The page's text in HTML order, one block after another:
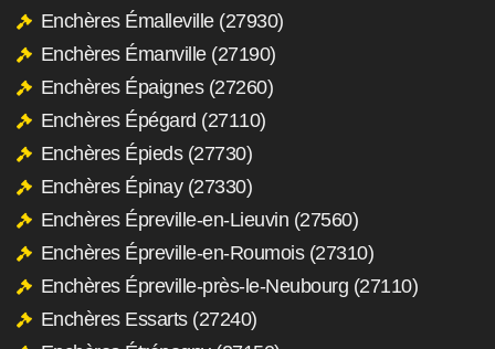
Enchères Émalleville (27930)
Enchères Émanville (27190)
Enchères Épaignes (27260)
Enchères Épégard (27110)
Enchères Épieds (27730)
Enchères Épinay (27330)
Enchères Épreville-en-Lieuvin (27560)
Enchères Épreville-en-Roumois (27310)
Enchères Épreville-près-le-Neubourg (27110)
Enchères Essarts (27240)